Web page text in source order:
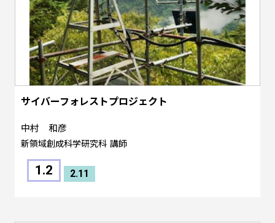
サイバーフォレストプロジェクト
中村 和彦
新領域創成科学研究科 講師
1.2 2.11